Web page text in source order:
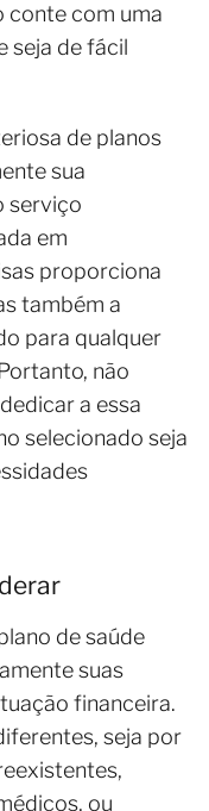
conte com uma
seja de fácil
de planos
sua
serviço
em
proporciona
também a
para qualquer
não
a essa
selecionado seja
de saúde
suas
financeira.
seja por
ou